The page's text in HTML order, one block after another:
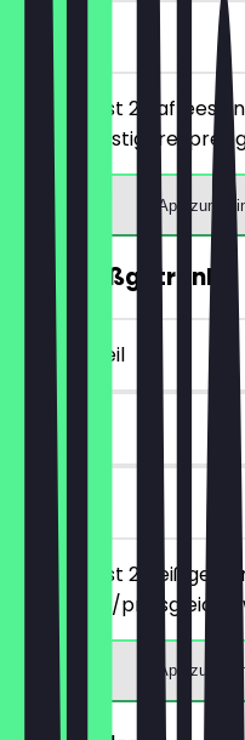
vor Ort
Du bestellst 2 Kaffees
jeweils günstigere/
App zum
2für1 Heißgetränk
~€ 4 Vorteil
90 Tage
vor Ort
Du bestellst 2
günstigere/
App zum